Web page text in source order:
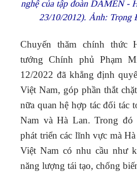
nghệ của tập đoàn DAMEN -
23/10/2012). Ảnh:
Chuyến thăm chính thức
tướng Chính phủ Phạm
12/2022 đã khẳng định
Việt Nam, góp phần thắt
nữa quan hệ hợp tác đối tác
Nam và Hà Lan. Trong đó
phát triển các lĩnh vực mà
Việt Nam có nhu cầu như
năng lượng tái tạo, chống